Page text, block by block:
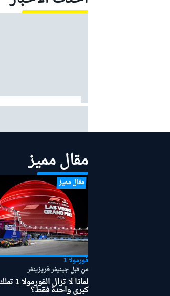
راسل: المشاكل نابعة من
مقال مميز
مقال مميز
فورمولا 1
من قبل جينيفر فريزينغر
لماذا لا
كبرى واحدة فقط؟